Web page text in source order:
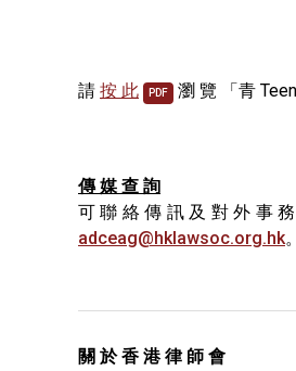
請 按 此 PDF 瀏 覽 「青
傳 媒 查 詢
可 聯 絡 傳 訊 及 對 外 事
adceag@hklawsoc.org.hk。
關 於 香 港 律 師 會